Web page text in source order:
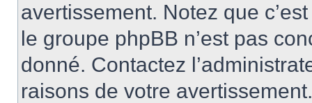
avertissement. Notez que
le groupe phpBB n’est pas
donné. Contactez
raisons de votre avertissement.